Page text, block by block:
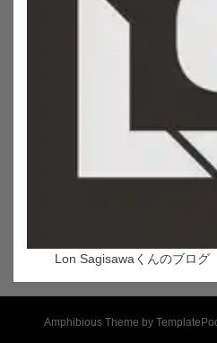
Lon Sagisawaくんのブログ
Amphibious Theme by